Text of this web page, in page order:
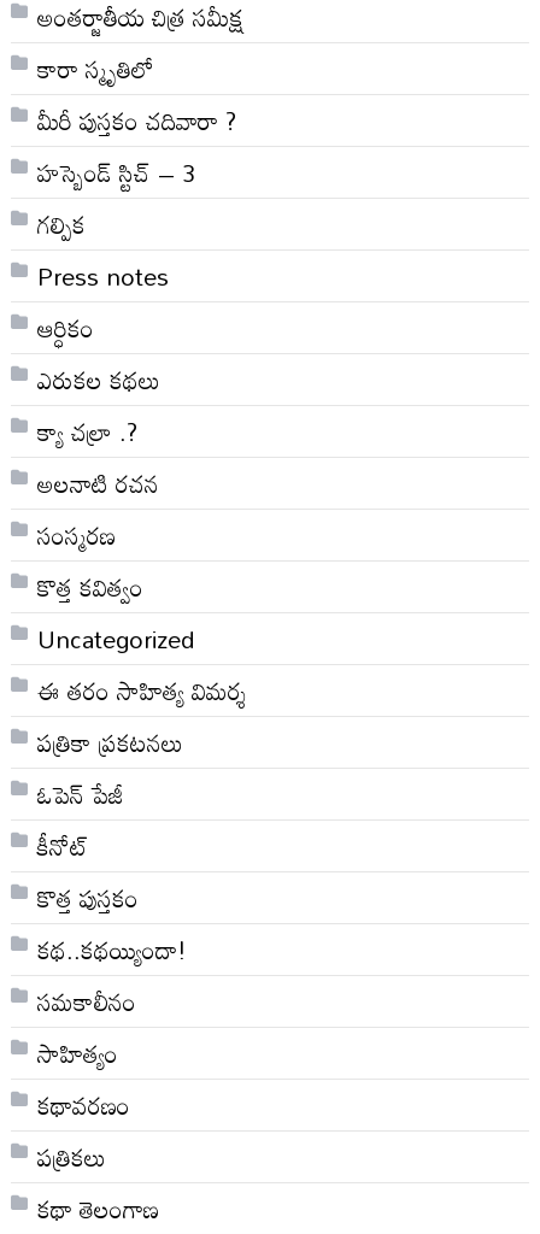
అంతర్జాతీయ చిత్ర సమీక్ష
కారా స్మృతిలో
మీరీ పుస్తకం చదివారా ?
హస్బెండ్ స్టిచ్ – 3
గల్పిక
Press notes
ఆర్ధికం
ఎరుకల కథలు
క్యా చల్రా .?
అలనాటి రచన
సంస్మరణ
కొత్త కవిత్వం
Uncategorized
ఈ తరం సాహిత్య విమర్శ
పత్రికా ప్రకటనలు
ఓపెన్ పేజీ
కీనోట్
కొత్త పుస్తకం
కథ..కథయ్యిందా!
సమకాలీనం
సాహిత్యం
కథావరణం
పత్రికలు
కథా తెలంగాణ